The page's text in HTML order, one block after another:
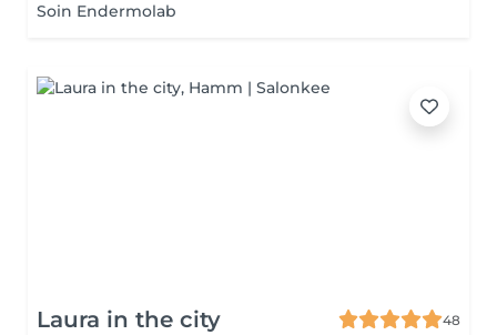
Soin Endermolab
Laura in the city
48